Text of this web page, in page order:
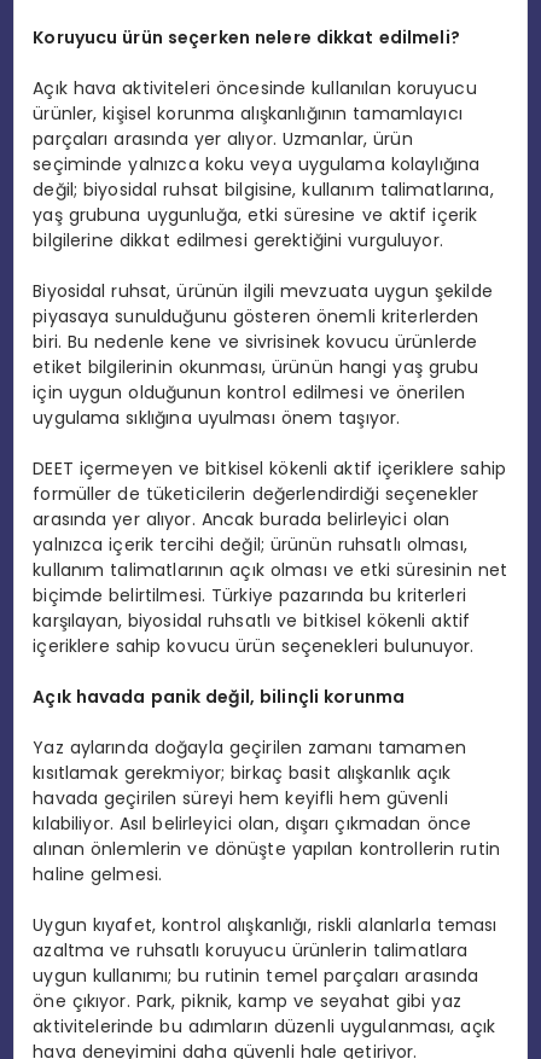
Koruyucu ürün seçerken nelere dikkat edilmeli?
Açık hava aktiviteleri öncesinde kullanılan koruyucu
ürünler, kişisel korunma alışkanlığının tamamlayıcı
parçaları arasında yer alıyor. Uzmanlar, ürün
seçiminde yalnızca koku veya uygulama kolaylığına
değil; biyosidal ruhsat bilgisine, kullanım talimatlarına,
yaş grubuna uygunluğa, etki süresine ve aktif içerik
bilgilerine dikkat edilmesi gerektiğini vurguluyor.
Biyosidal ruhsat, ürünün ilgili mevzuata uygun şekilde
piyasaya sunulduğunu gösteren önemli kriterlerden
biri. Bu nedenle kene ve sivrisinek kovucu ürünlerde
etiket bilgilerinin okunması, ürünün hangi yaş grubu
için uygun olduğunun kontrol edilmesi ve önerilen
uygulama sıklığına uyulması önem taşıyor.
DEET içermeyen ve bitkisel kökenli aktif içeriklere sahip
formüller de tüketicilerin değerlendirdiği seçenekler
arasında yer alıyor. Ancak burada belirleyici olan
yalnızca içerik tercihi değil; ürünün ruhsatlı olması,
kullanım talimatlarının açık olması ve etki süresinin net
biçimde belirtilmesi. Türkiye pazarında bu kriterleri
karşılayan, biyosidal ruhsatlı ve bitkisel kökenli aktif
içeriklere sahip kovucu ürün seçenekleri bulunuyor.
Açık havada panik değil, bilinçli korunma
Yaz aylarında doğayla geçirilen zamanı tamamen
kısıtlamak gerekmiyor; birkaç basit alışkanlık açık
havada geçirilen süreyi hem keyifli hem güvenli
kılabiliyor. Asıl belirleyici olan, dışarı çıkmadan önce
alınan önlemlerin ve dönüşte yapılan kontrollerin rutin
haline gelmesi.
Uygun kıyafet, kontrol alışkanlığı, riskli alanlarla teması
azaltma ve ruhsatlı koruyucu ürünlerin talimatlara
uygun kullanımı; bu rutinin temel parçaları arasında
öne çıkıyor. Park, piknik, kamp ve seyahat gibi yaz
aktivitelerinde bu adımların düzenli uygulanması, açık
hava deneyimini daha güvenli hale getiriyor.